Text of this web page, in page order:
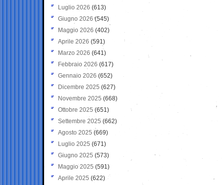
Luglio 2026 (613)
Giugno 2026 (545)
Maggio 2026 (402)
Aprile 2026 (591)
Marzo 2026 (641)
Febbraio 2026 (617)
Gennaio 2026 (652)
Dicembre 2025 (627)
Novembre 2025 (668)
Ottobre 2025 (651)
Settembre 2025 (662)
Agosto 2025 (669)
Luglio 2025 (671)
Giugno 2025 (573)
Maggio 2025 (591)
Aprile 2025 (622)